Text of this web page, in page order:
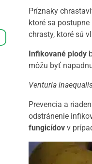
Príznaky
ktoré sa
chrasty, ktoré sú
Infikované plody
môžu byť
Venturia
Prevencia a
odstránenie
fungicídov v